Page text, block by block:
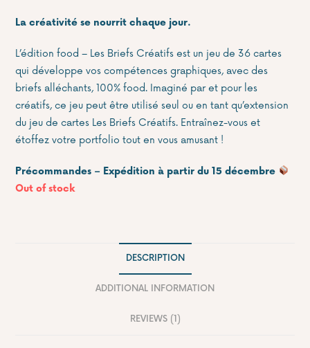
rating
La créativité se nourrit chaque jour.
L’édition food – Les Briefs Créatifs est un jeu de 36 cartes
qui développe vos compétences graphiques, avec des
briefs alléchants, 100% food. Imaginé par et pour les
créatifs, ce jeu peut être utilisé seul ou en tant qu’extension
du jeu de cartes Les Briefs Créatifs. Entraînez-vous et
étoffez votre portfolio tout en vous amusant !
Précommandes – Expédition à partir du 15 décembre
Out of stock
DESCRIPTION
ADDITIONAL INFORMATION
REVIEWS (1)